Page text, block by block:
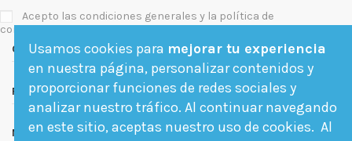
Acepto las condiciones generales y la política de
confidencialidad
Contact us
Follow us
Newsletter
Usamos cookies para mejorar tu experiencia
en nuestra página, personalizar contenidos y
proporcionar funciones de redes sociales y
analizar nuestro tráfico. Al continuar navegando
en este sitio, aceptas nuestro uso de cookies. Al